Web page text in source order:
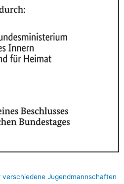
Jugendmannschaften